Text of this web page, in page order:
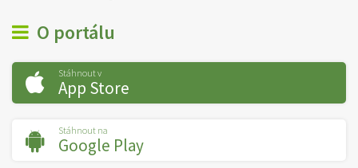
O portálu
Stáhnout v
App Store
Stáhnout na
Google Play